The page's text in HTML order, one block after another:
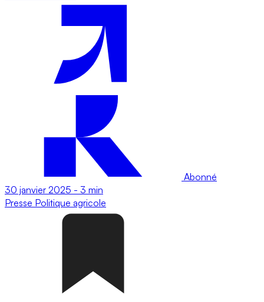
Abonné
30 janvier 2025 - 3 min
Presse Politique agricole